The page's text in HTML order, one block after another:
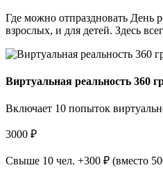
Где можно отпраздновать День
взрослых, и для детей. Здесь
Виртуальная реальность 360
Включает 10 попыток
3000 ₽
Свыше 10 чел. +300 ₽ (вместо